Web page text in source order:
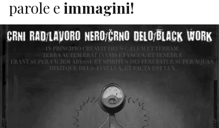
parole e immagini!